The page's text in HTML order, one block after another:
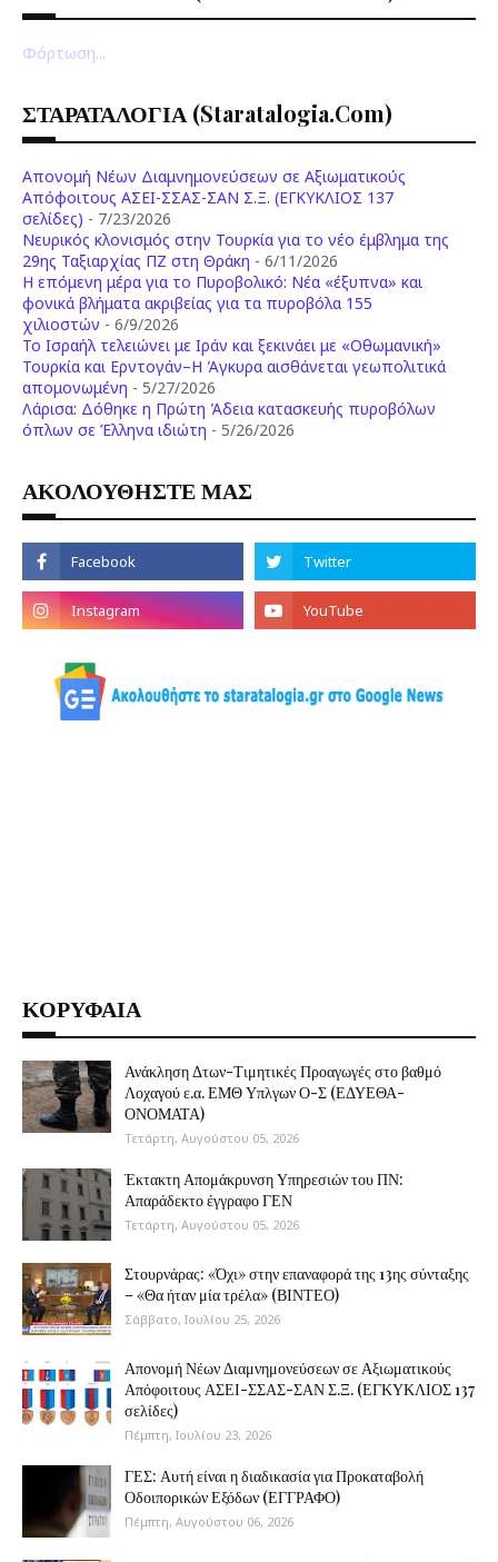
Φόρτωση...
ΣΤΑΡΑΤΑΛΟΓΙΑ (staratalogia.com)
Απονομή Νέων Διαμνημονεύσεων σε Αξιωματικούς
Απόφοιτους ΑΣΕΙ-ΣΣΑΣ-ΣΑΝ Σ.Ξ. (ΕΓΚΥΚΛΙΟΣ 137
σελίδες) - 7/23/2026
Νευρικός κλονισμός στην Τουρκία για το νέο έμβλημα της
29ης Ταξιαρχίας ΠΖ στη Θράκη - 6/11/2026
Η επόμενη μέρα για το Πυροβολικό: Νέα «έξυπνα» και
φονικά βλήματα ακριβείας για τα πυροβόλα 155
χιλιοστών - 6/9/2026
Το Ισραήλ τελειώνει με Ιράν και ξεκινάει με «Οθωμανική»
Τουρκία και Ερντογάν–Η Άγκυρα αισθάνεται γεωπολιτικά
απομονωμένη - 5/27/2026
Λάρισα: Δόθηκε η Πρώτη Άδεια κατασκευής πυροβόλων
όπλων σε Έλληνα ιδιώτη - 5/26/2026
ΑΚΟΛΟΥΘΗΣΤΕ ΜΑΣ
ΚΟΡΥΦΑΙΑ
Ανάκληση Δτων-Τιμητικές Προαγωγές στο βαθμό
Λοχαγού ε.α. ΕΜΘ Υπλγων Ο-Σ (ΕΔΥΕΘΑ-
ΟΝΟΜΑΤΑ)
Τετάρτη, Αυγούστου 05, 2026
Έκτακτη Απομάκρυνση Υπηρεσιών του ΠΝ:
Απαράδεκτο έγγραφο ΓΕΝ
Τετάρτη, Αυγούστου 05, 2026
Στουρνάρας: «Όχι» στην επαναφορά της 13ης σύνταξης
– «Θα ήταν μία τρέλα» (ΒΙΝΤΕΟ)
Σάββατο, Ιουλίου 25, 2026
Απονομή Νέων Διαμνημονεύσεων σε Αξιωματικούς
Απόφοιτους ΑΣΕΙ-ΣΣΑΣ-ΣΑΝ Σ.Ξ. (ΕΓΚΥΚΛΙΟΣ 137
σελίδες)
Πέμπτη, Ιουλίου 23, 2026
ΓΕΣ: Αυτή είναι η διαδικασία για Προκαταβολή
Οδοιπορικών Εξόδων (ΕΓΓΡΑΦΟ)
Πέμπτη, Αυγούστου 06, 2026